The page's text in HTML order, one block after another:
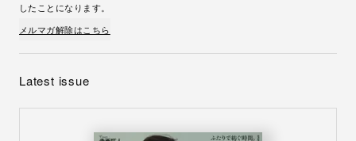
したことになります。
メルマガ解除はこちら
Latest issue